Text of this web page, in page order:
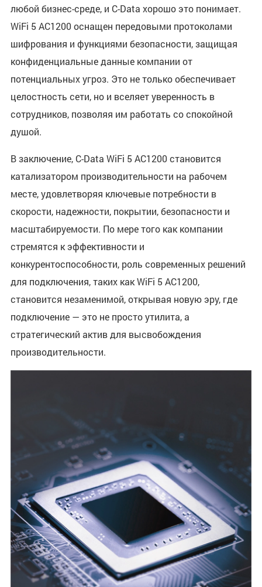
любой бизнес-среде, и C-Data хорошо это понимает.
WiFi 5 AC1200 оснащен передовыми протоколами
шифрования и функциями безопасности, защищая
конфиденциальные данные компании от
потенциальных угроз. Это не только обеспечивает
целостность сети, но и вселяет уверенность в
сотрудников, позволяя им работать со спокойной
душой.
В заключение, C-Data WiFi 5 AC1200 становится
катализатором производительности на рабочем
месте, удовлетворяя ключевые потребности в
скорости, надежности, покрытии, безопасности и
масштабируемости. По мере того как компании
стремятся к эффективности и
конкурентоспособности, роль современных решений
для подключения, таких как WiFi 5 AC1200,
становится незаменимой, открывая новую эру, где
подключение — это не просто утилита, а
стратегический актив для высвобождения
производительности.